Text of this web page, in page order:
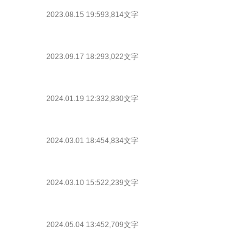
2023.08.15 19:593,814文字
2023.09.17 18:293,022文字
2024.01.19 12:332,830文字
2024.03.01 18:454,834文字
2024.03.10 15:522,239文字
2024.05.04 13:452,709文字